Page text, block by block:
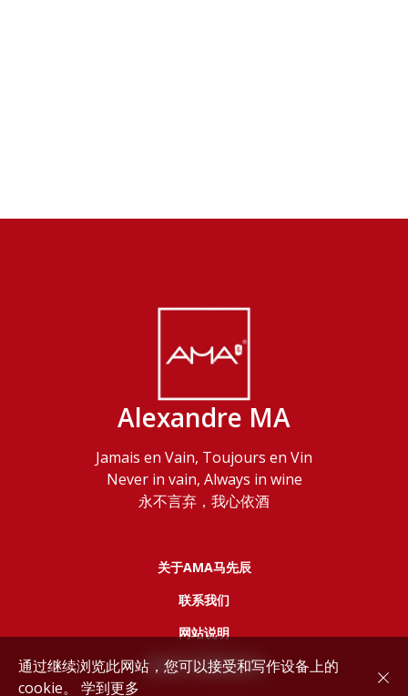
Alexandre MA
Jamais en Vain, Toujours en Vin
Never in vain, Always in wine
永不言弃，我心依酒
关于AMA马先辰
联系我们
网站说明
服务协议和隐私政策
通过继续浏览此网站，您可以接受和写作设备上的
cookie。 学到更多